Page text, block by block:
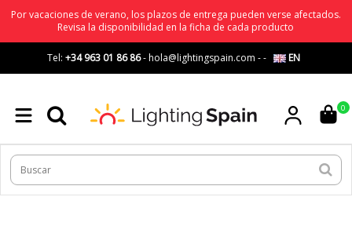
Por vacaciones de verano, los plazos de entrega pueden verse afectados.
Revisa la disponibilidad en la ficha de cada producto
Tel: +34 963 01 86 86-hola@lightingspain.com -- EN
0